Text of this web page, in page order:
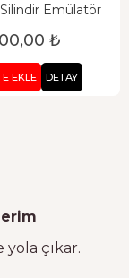
Emülatör
₺
EKLE DETAY
çıkar.